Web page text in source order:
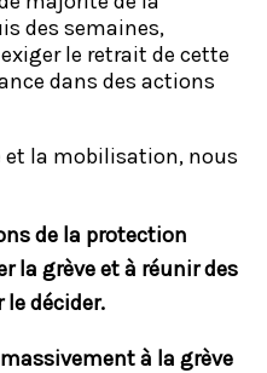
des semaines,
le retrait de cette
dans des actions
et la mobilisation, nous
de la protection
la grève et à réunir des
décider.
à la grève